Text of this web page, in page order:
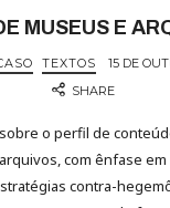
MUSEUS E
TEXTOS
15 DE
SHARE
o perfil de
com ênfase
contra-